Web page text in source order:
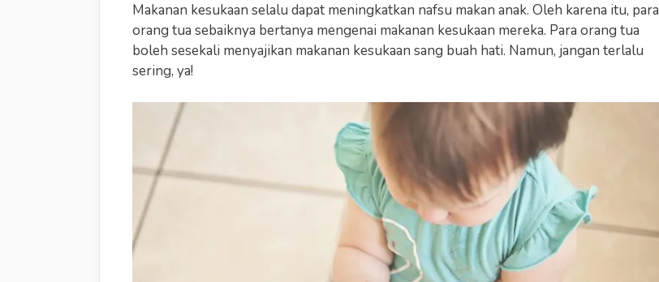
Makanan kesukaan selalu dapat meningkatkan nafsu makan anak. Oleh karena itu, para
orang tua sebaiknya bertanya mengenai makanan kesukaan mereka. Para orang tua
boleh sesekali menyajikan makanan kesukaan sang buah hati. Namun, jangan terlalu
sering, ya!